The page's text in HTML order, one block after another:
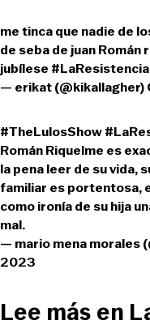
me tinca que nadie de
de seba de juan
jubílese
— erikat (@kikallagher)
#TheLulosShow
Román Riquelme es
la pena leer de su vida,
familiar es portentosa,
como ironía de su hija
mal.
— mario mena morales
2023
Lee más en